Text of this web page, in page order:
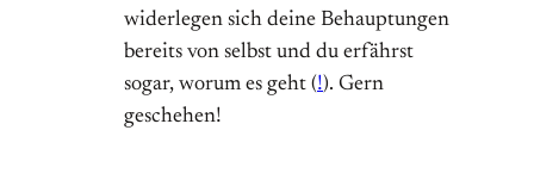
widerlegen sich deine Behauptungen
bereits von selbst und du erfährst
sogar, worum es geht (!). Gern
geschehen!